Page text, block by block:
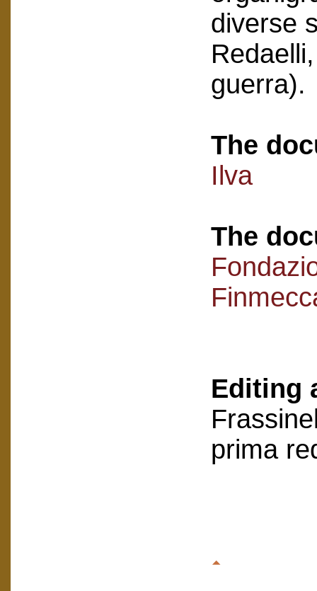
diverse
guerra).
The
Ilva
The
Editing
prima